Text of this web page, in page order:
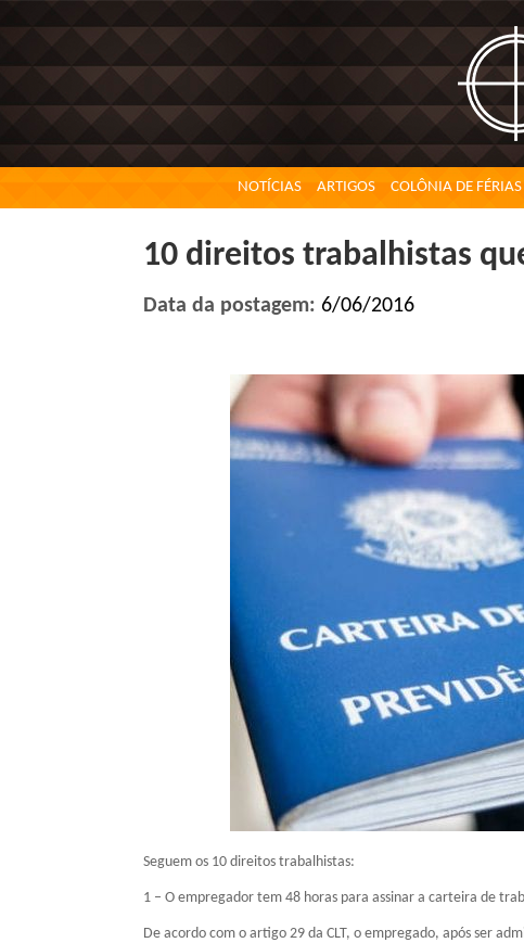
NOTÍCIAS ARTIGOS COLÔNIA DE FÉRIAS
10 direitos trabalhistas
Data da postagem: 6/06/2016
Seguem os 10 direitos trabalhistas:
1 – O empregador tem 48 horas para assinar a carteira de
De acordo com o artigo 29 da CLT, o empregado, após ser